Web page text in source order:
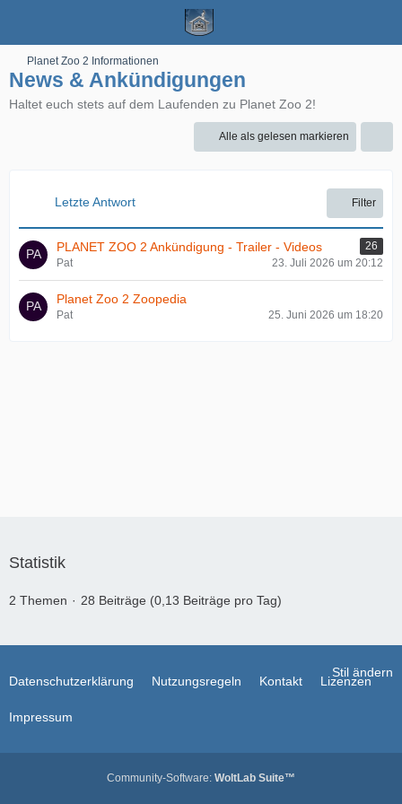
Planet Zoo 2 Informationen
News & Ankündigungen
Haltet euch stets auf dem Laufenden zu Planet Zoo 2!
Alle als gelesen markieren
Letzte Antwort Filter
PLANET ZOO 2 Ankündigung - Trailer - Videos
26
Pat
23. Juli 2026 um 20:12
Planet Zoo 2 Zoopedia
Pat 25. Juni 2026 um 18:20
Statistik
2 Themen 28 Beiträge (0,13 Beiträge pro Tag)
Stil ändern
Datenschutzerklärung Nutzungsregeln Kontakt Lizenzen
Impressum
Community-Software: WoltLab Suite™